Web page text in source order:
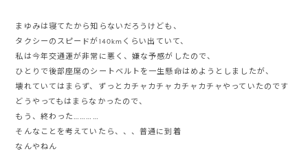
まゆみは寝てたから知らないだろうけども、
タクシーのスピードが140kmくらい出ていて、
私は今年交通運が非常に悪く、嫌な予感がしたので、
ひとりで後部座席のシートベルトを一生懸命はめようとしましたが、
壊れていてはまらず、ずっとカチャカチャカチャカチャやっていたのです
どうやってもはまらなかったので、
もう、終わった…………
そんなことを考えていたら、、、普通に到着
なんやねん